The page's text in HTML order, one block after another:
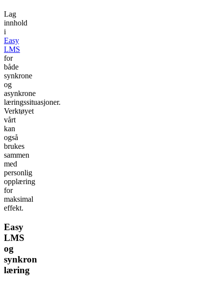
Lag
innhold
i
Easy
LMS
for
både
synkrone
og
asynkrone
læringssituasjoner.
Verktøyet
vårt
kan
også
brukes
sammen
med
personlig
opplæring
for
maksimal
effekt.
Easy
LMS
og
synkron
læring